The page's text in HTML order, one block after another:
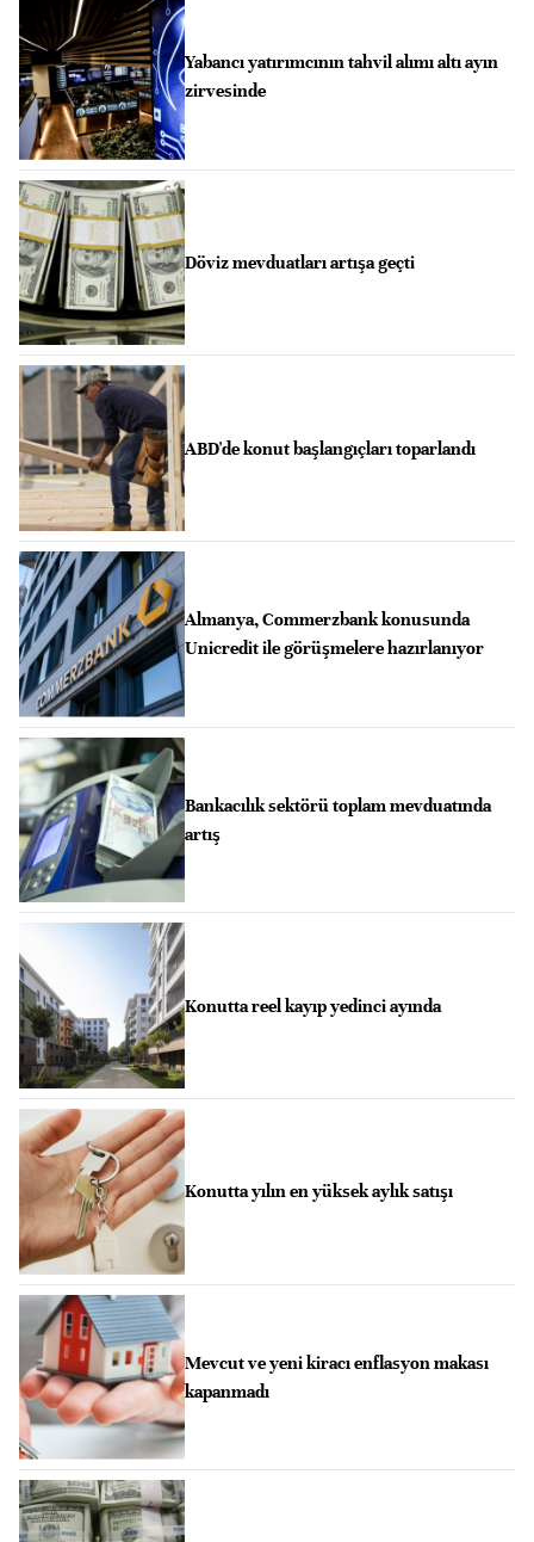
Yabancı yatırımcının tahvil alımı altı ayın
zirvesinde
Döviz mevduatları artışa geçti
ABD'de konut başlangıçları toparlandı
Almanya, Commerzbank konusunda
Unicredit ile görüşmelere hazırlanıyor
Bankacılık sektörü toplam mevduatında
artış
Konutta reel kayıp yedinci ayında
Konutta yılın en yüksek aylık satışı
Mevcut ve yeni kiracı enflasyon makası
kapanmadı